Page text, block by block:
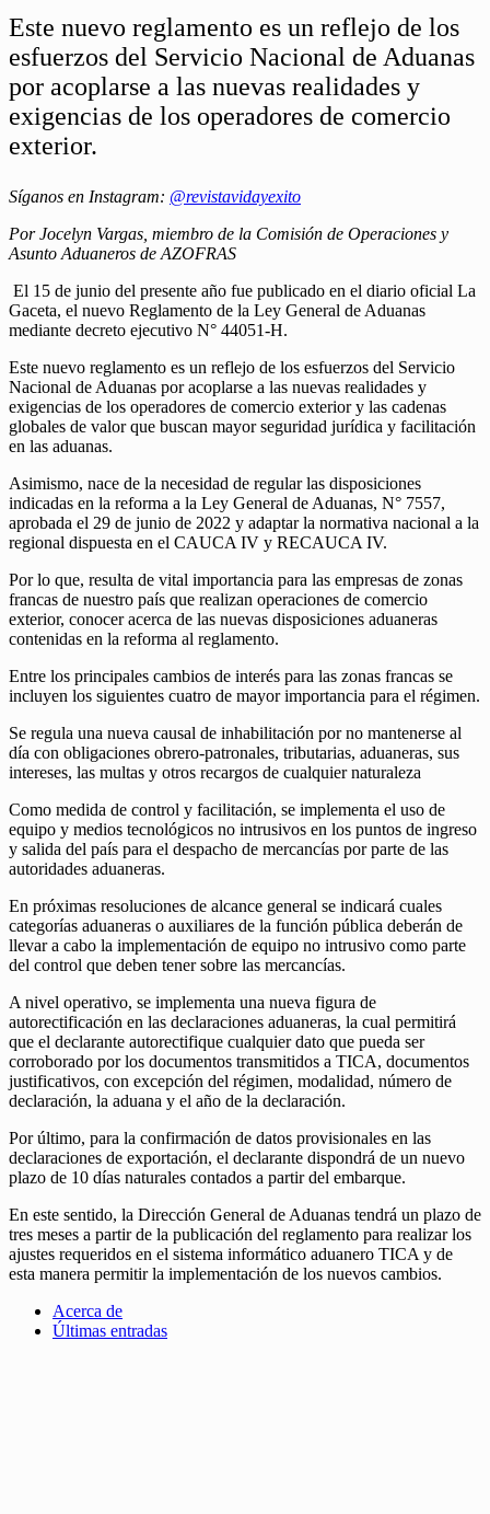
Este nuevo reglamento es un reflejo de los
esfuerzos del Servicio Nacional de Aduanas
por acoplarse a las nuevas realidades y
exigencias de los operadores de comercio
exterior.
Síganos en Instagram: @revistavidayexito
Por Jocelyn Vargas, miembro de la Comisión de Operaciones y
Asunto Aduaneros de AZOFRAS
El 15 de junio del presente año fue publicado en el diario oficial La
Gaceta, el nuevo Reglamento de la Ley General de Aduanas
mediante decreto ejecutivo N° 44051-H.
Este nuevo reglamento es un reflejo de los esfuerzos del Servicio
Nacional de Aduanas por acoplarse a las nuevas realidades y
exigencias de los operadores de comercio exterior y las cadenas
globales de valor que buscan mayor seguridad jurídica y facilitación
en las aduanas.
Asimismo, nace de la necesidad de regular las disposiciones
indicadas en la reforma a la Ley General de Aduanas, N° 7557,
aprobada el 29 de junio de 2022 y adaptar la normativa nacional a la
regional dispuesta en el CAUCA IV y RECAUCA IV.
Por lo que, resulta de vital importancia para las empresas de zonas
francas de nuestro país que realizan operaciones de comercio
exterior, conocer acerca de las nuevas disposiciones aduaneras
contenidas en la reforma al reglamento.
Entre los principales cambios de interés para las zonas francas se
incluyen los siguientes cuatro de mayor importancia para el régimen.
Se regula una nueva causal de inhabilitación por no mantenerse al
día con obligaciones obrero-patronales, tributarias, aduaneras, sus
intereses, las multas y otros recargos de cualquier naturaleza
Como medida de control y facilitación, se implementa el uso de
equipo y medios tecnológicos no intrusivos en los puntos de ingreso
y salida del país para el despacho de mercancías por parte de las
autoridades aduaneras.
En próximas resoluciones de alcance general se indicará cuales
categorías aduaneras o auxiliares de la función pública deberán de
llevar a cabo la implementación de equipo no intrusivo como parte
del control que deben tener sobre las mercancías.
A nivel operativo, se implementa una nueva figura de
autorectificación en las declaraciones aduaneras, la cual permitirá
que el declarante autorectifique cualquier dato que pueda ser
corroborado por los documentos transmitidos a TICA, documentos
justificativos, con excepción del régimen, modalidad, número de
declaración, la aduana y el año de la declaración.
Por último, para la confirmación de datos provisionales en las
declaraciones de exportación, el declarante dispondrá de un nuevo
plazo de 10 días naturales contados a partir del embarque.
En este sentido, la Dirección General de Aduanas tendrá un plazo de
tres meses a partir de la publicación del reglamento para realizar los
ajustes requeridos en el sistema informático aduanero TICA y de
esta manera permitir la implementación de los nuevos cambios.
Acerca de
Últimas entradas